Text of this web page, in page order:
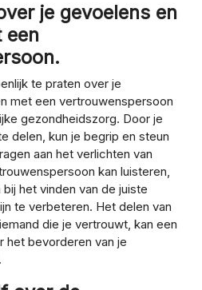
je gevoelens en
een
te praten over je
met een vertrouwenspersoon
gezondheidszorg. Door je
delen, kun je begrip en steun
aan het verlichten van
kan luisteren,
het vinden van de juiste
te verbeteren. Het delen van
die je vertrouwt, kan een
het bevorderen van je